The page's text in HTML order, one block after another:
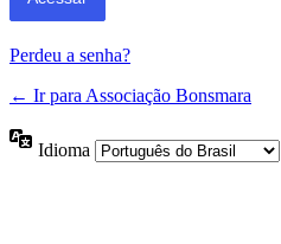
Perdeu a senha?
← Ir para Associação Bonsmara
Idioma